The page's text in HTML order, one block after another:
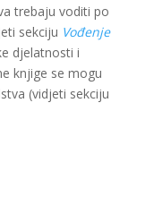
trebaju voditi po
sekciju Vođenje
djelatnosti i
knjige se mogu
(vidjeti sekciju